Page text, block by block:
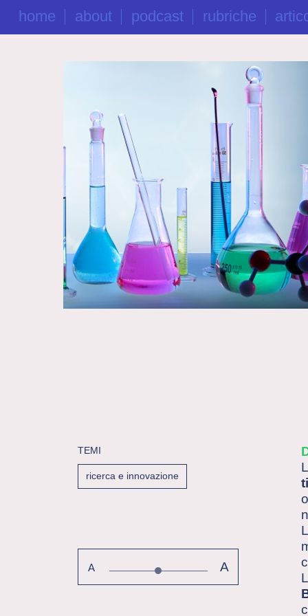
home about podcast rubriche
TEMI
ricerca e innovazione
A A